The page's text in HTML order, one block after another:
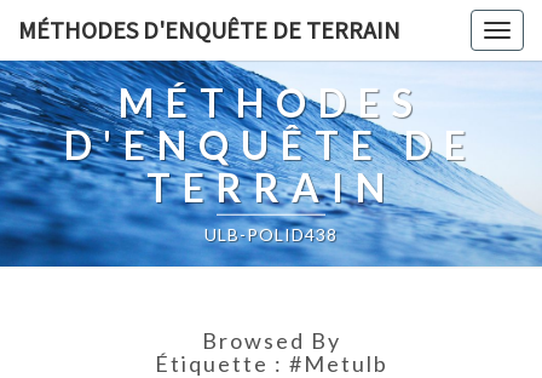
MÉTHODES D'ENQUÊTE DE TERRAIN
MÉTHODES
D'ENQUÊTE DE
TERRAIN
ULB-POLID438
Browsed By
Étiquette : #metulb